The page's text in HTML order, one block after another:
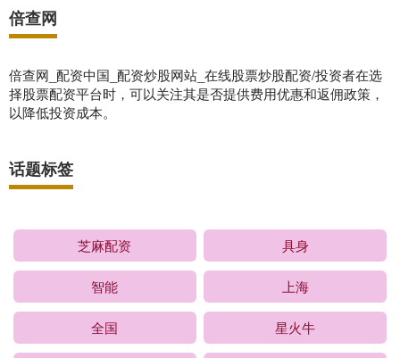
倍查网
倍查网_配资中国_配资炒股网站_在线股票炒股配资/投资者在选
择股票配资平台时，可以关注其是否提供费用优惠和返佣政策，
以降低投资成本。
话题标签
芝麻配资 具身
智能 上海
全国 星火牛